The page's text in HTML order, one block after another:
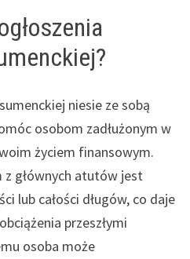
niesie ze sobą
osobom zadłużonym w
życiem finansowym.
głównych atutów jest
lub całości długów, co daje
przeszłymi
osoba może